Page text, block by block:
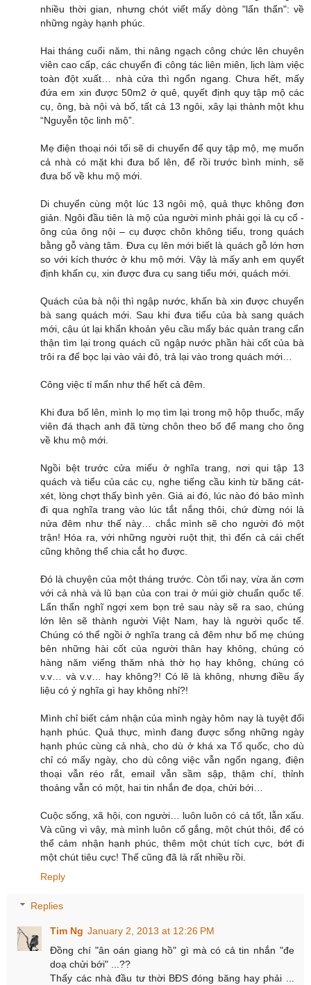
nhiều thời gian, nhưng chót viết mấy dòng "lẩn thẩn": về
những ngày hạnh phúc.
Hai tháng cuối năm, thi nâng ngạch công chức lên chuyên
viên cao cấp, các chuyến đi công tác liên miên, lịch làm việc
toàn đột xuất… nhà cửa thì ngổn ngang. Chưa hết, mấy
đứa em xin được 50m2 ở quê, quyết định quy tập mộ các
cụ, ông, bà nội và bố, tất cả 13 ngôi, xây lại thành một khu
“Nguyễn tộc linh mộ”.
Mẹ điện thoại nói tối sẽ di chuyển để quy tập mộ, mẹ muốn
cả nhà có mặt khi đưa bố lên, để rồi trước bình minh, sẽ
đưa bố về khu mộ mới.
Di chuyển cùng một lúc 13 ngôi mộ, quả thực không đơn
giản. Ngôi đầu tiên là mộ của người mình phải gọi là cụ cố -
ông của ông nội – cụ được chôn không tiểu, trong quách
bằng gỗ vàng tâm. Đưa cụ lên mới biết là quách gỗ lớn hơn
so với kích thước ở khu mộ mới. Vậy là mấy anh em quyết
định khấn cụ, xin được đưa cụ sang tiểu mới, quách mới.
Quách của bà nội thì ngập nước, khấn bà xin được chuyển
bà sang quách mới. Sau khi đưa tiểu của bà sang quách
mới, cậu út lại khẩn khoản yêu cầu mấy bác quản trang cẩn
thận tìm lại trong quách cũ ngập nước phần hài cốt của bà
trôi ra để bọc lại vào vải đỏ, trả lại vào trong quách mới…
Công việc tỉ mẩn như thế hết cả đêm.
Khi đưa bố lên, mình lọ mọ tìm lại trong mộ hộp thuốc, mấy
viên đá thạch anh đã từng chôn theo bố để mang cho ông
về khu mộ mới.
Ngồi bệt trước cửa miếu ở nghĩa trang, nơi qui tập 13
quách và tiểu của các cụ, nghe tiếng cầu kinh từ băng cát-
xét, lòng chợt thấy bình yên. Giá ai đó, lúc nào đó bảo mình
đi qua nghĩa trang vào lúc tắt nắng thôi, chứ đừng nói là
nửa đêm như thế này… chắc mình sẽ cho người đó một
trận! Hóa ra, với những người ruột thịt, thì đến cả cái chết
cũng không thể chia cắt họ được.
Đó là chuyện của một tháng trước. Còn tối nay, vừa ăn cơm
với cả nhà và lũ bạn của con trai ở múi giờ chuẩn quốc tế.
Lẩn thẩn nghĩ ngợi xem bọn trẻ sau này sẽ ra sao, chúng
lớn lên sẽ thành người Việt Nam, hay là người quốc tế.
Chúng có thể ngồi ở nghĩa trang cả đêm như bố mẹ chúng
bên những hài cốt của người thân hay không, chúng có
hàng năm viếng thăm nhà thờ họ hay không, chúng có
v.v… và v.v… hay không?! Có lẽ là không, nhưng điều ấy
liệu có ý nghĩa gì hay không nhỉ?!
Mình chỉ biết cảm nhận của mình ngày hôm nay là tuyệt đối
hạnh phúc. Quả thực, mình đang được sống những ngày
hạnh phúc cùng cả nhà, cho dù ở khá xa Tổ quốc, cho dù
chỉ có mấy ngày, cho dù công việc vẫn ngổn ngang, điện
thoại vẫn réo rắt, email vẫn sầm sập, thậm chí, thỉnh
thoảng vẫn có một, hai tin nhắn đe dọa, chửi bới…
Cuộc sống, xã hội, con người… luôn luôn có cả tốt, lẫn xấu.
Và cũng vì vậy, mà mình luôn cố gắng, một chút thôi, để có
thể cảm nhận hạnh phúc, thêm một chút tích cực, bớt đi
một chút tiêu cực! Thế cũng đã là rất nhiều rồi.
Reply
Replies
Tim Ng January 2, 2013 at 12:26 PM
Đồng chí "ân oán giang hồ" gì mà có cả tin nhắn "đe
doạ chửi bới" ...??
Thấy các nhà đầu tư thời BĐS đóng băng hay phải ...